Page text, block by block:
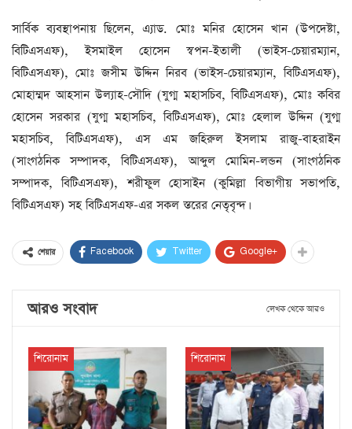
সার্বিক ব্যবস্থাপনায় ছিলেন, এ্যাড. মোঃ মনির হোসেন খান (উপদেষ্টা,
বিটিএসএফ), ইসমাইল হোসেন স্বপন-ইতালী (ভাইস-চেয়ারম্যান,
বিটিএসএফ), মোঃ জসীম উদ্দিন নিরব (ভাইস-চেয়ারম্যান, বিটিএসএফ),
মোহাম্মদ আহসান উল্যাহ-সৌদি (যুগ্ম মহাসচিব, বিটিএসএফ), মোঃ কবির
হোসেন সরকার (যুগ্ম মহাসচিব, বিটিএসএফ), মোঃ হেলাল উদ্দিন (যুগ্ম
মহাসচিব, বিটিএসএফ), এস এম জহিরুল ইসলাম রাজু-বাহরাইন
(সাংগঠনিক সম্পাদক, বিটিএসএফ), আব্দুল মোমিন-লন্ডন (সাংগঠনিক
সম্পাদক, বিটিএসএফ), শরীফুল হোসাইন (কুমিল্লা বিভাগীয় সভাপতি,
বিটিএসএফ) সহ বিটিএসএফ-এর সকল স্তরের নেতৃবৃন্দ।
শেয়ার Facebook Twitter Google+
আরও সংবাদ লেখক থেকে আরও
শিরোনাম শিরোনাম